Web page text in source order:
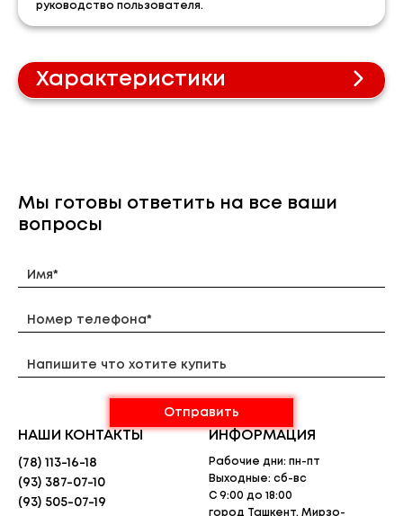
руководство пользователя.
Характеристики
Технические характеристики:
Размеры (Ш x В x Т), мм:53 x 175 x 206
Вес, кг:1,8
Мы готовы ответить на все ваши
вопросы
ИНФОРМАЦИЯ
Рабочие дни: пн-пт
Выходные: сб-вс
С 9:00 до 18:00
город Ташкент, Мирзо-
НАШИ КОНТАКТЫ
(78) 113-16-18
(93) 387-07-10
(93) 505-07-19